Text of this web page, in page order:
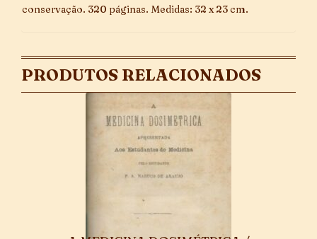
conservação. 320 páginas. Medidas: 32 x 23 cm.
PRODUTOS RELACIONADOS